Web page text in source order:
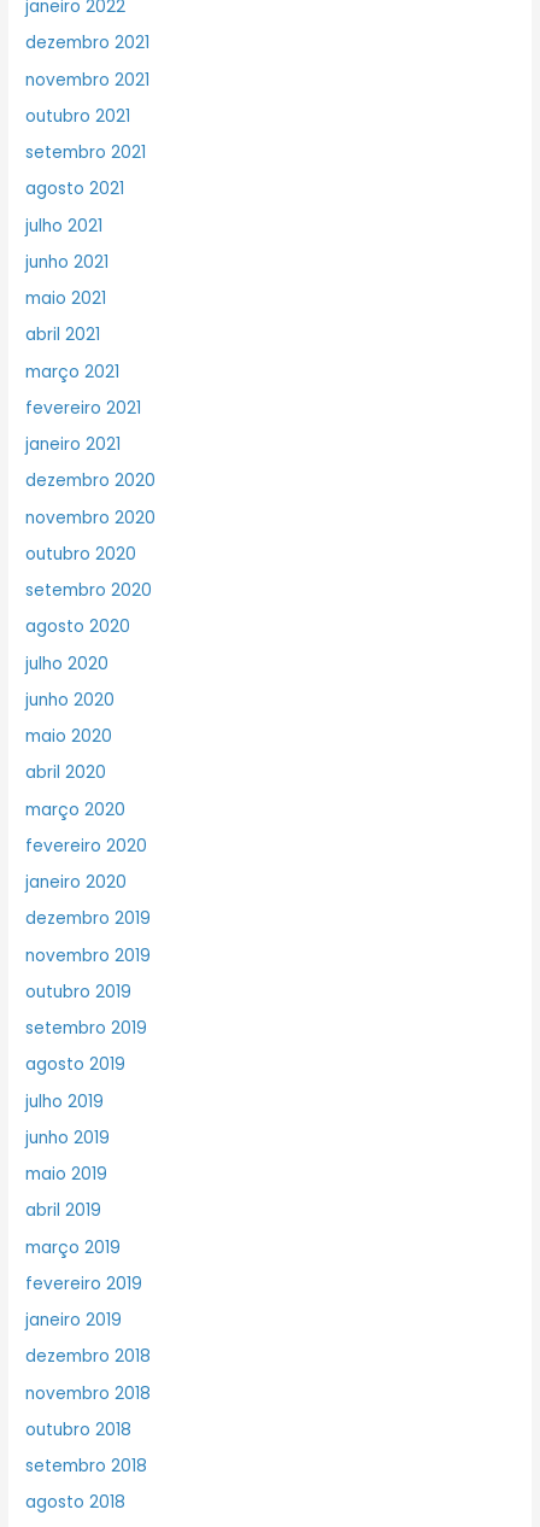
janeiro 2022
dezembro 2021
novembro 2021
outubro 2021
setembro 2021
agosto 2021
julho 2021
junho 2021
maio 2021
abril 2021
março 2021
fevereiro 2021
janeiro 2021
dezembro 2020
novembro 2020
outubro 2020
setembro 2020
agosto 2020
julho 2020
junho 2020
maio 2020
abril 2020
março 2020
fevereiro 2020
janeiro 2020
dezembro 2019
novembro 2019
outubro 2019
setembro 2019
agosto 2019
julho 2019
junho 2019
maio 2019
abril 2019
março 2019
fevereiro 2019
janeiro 2019
dezembro 2018
novembro 2018
outubro 2018
setembro 2018
agosto 2018